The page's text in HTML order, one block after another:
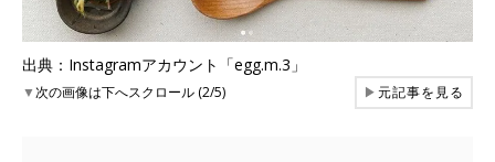
出典：Instagramアカウント「egg.m.3」
▼次の画像は下へスクロール (2/5) ▶元記事を見る